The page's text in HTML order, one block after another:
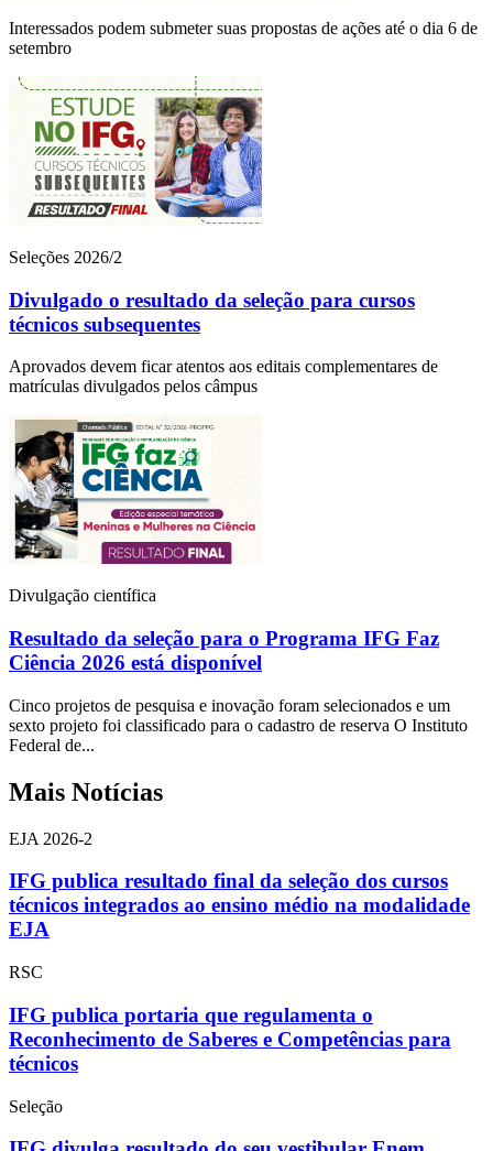
Interessados podem submeter suas propostas de ações até o dia 6 de
setembro
Seleções 2026/2
Divulgado o resultado da seleção para cursos
técnicos subsequentes
Aprovados devem ficar atentos aos editais complementares de
matrículas divulgados pelos câmpus
Divulgação científica
Resultado da seleção para o Programa IFG Faz
Ciência 2026 está disponível
Cinco projetos de pesquisa e inovação foram selecionados e um
sexto projeto foi classificado para o cadastro de reserva O Instituto
Federal de...
Mais Notícias
EJA 2026-2
IFG publica resultado final da seleção dos cursos
técnicos integrados ao ensino médio na modalidade
EJA
RSC
IFG publica portaria que regulamenta o
Reconhecimento de Saberes e Competências para
técnicos
Seleção